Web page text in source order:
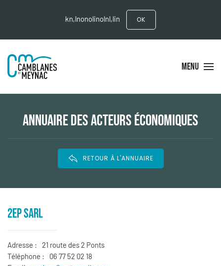
kn,lnonolinolnl,lin OK
MENU
ANNUAIRE DES ACTEURS ÉCONOMIQUES
RETOUR À L'ANNUAIRE
2EP SARL
Adresse :
21 route des 2 Ponts
Téléphone :
06 77 52 02 18